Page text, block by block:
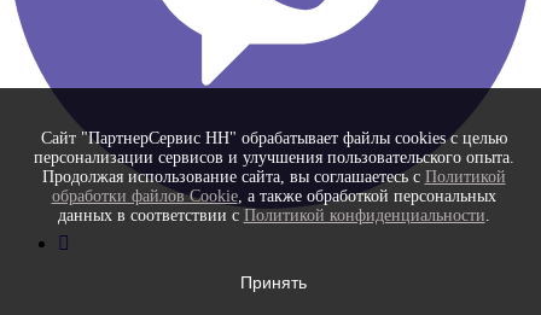
Сайт "ПартнерСервис НН" обрабатывает файлы cookies с целью
персонализации сервисов и улучшения пользовательского опыта.
Продолжая использование сайта, вы соглашаетесь с Политикой
обработки файлов Cookie, а также обработкой персональных
данных в соответствии с Политикой конфиденциальности.
Принять